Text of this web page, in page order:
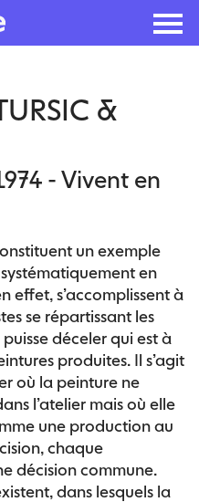
&
- Vivent en
un exemple
en
effet, s’accomplissent à
se répartissant les
déceler qui est à
produites. Il s’agit
où la peinture ne
l’atelier mais où elle
une production au
chaque
décision commune.
dans lesquels la